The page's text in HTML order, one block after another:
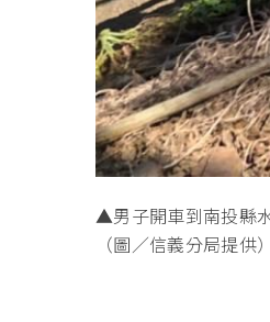
▲男子開車到南投縣
（圖／信義分局提供）